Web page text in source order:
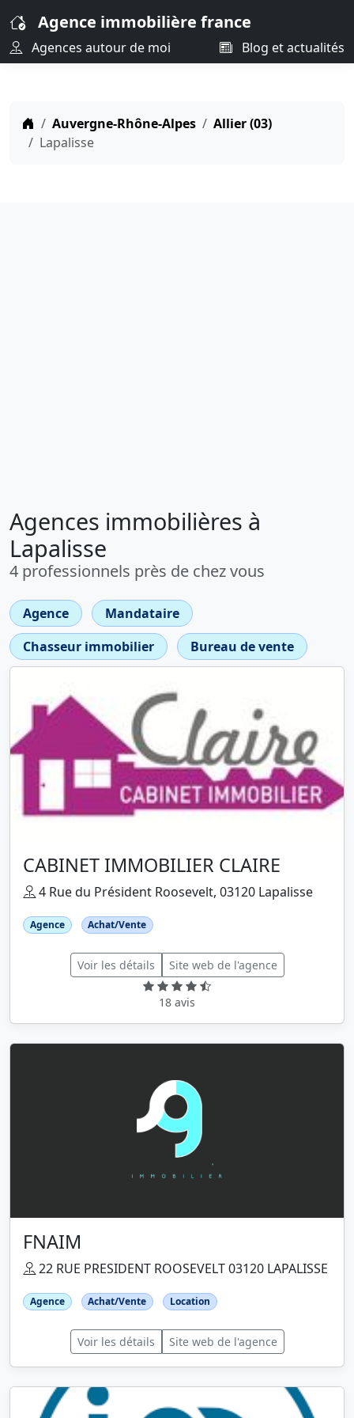
Agence immobilière france
Agences autour de moi Blog et actualités
Auvergne-Rhône-Alpes
Allier (03)
Lapalisse
Agences immobilières à
Lapalisse
4 professionnels près de chez vous
Agence
Mandataire
Chasseur immobilier
Bureau de vente
CABINET IMMOBILIER CLAIRE
4 Rue du Président Roosevelt, 03120 Lapalisse
Agence Achat/Vente
Voir les détails Site web de l'agence
18 avis
FNAIM
22 RUE PRESIDENT ROOSEVELT 03120 LAPALISSE
Agence Achat/Vente Location
Voir les détails Site web de l'agence